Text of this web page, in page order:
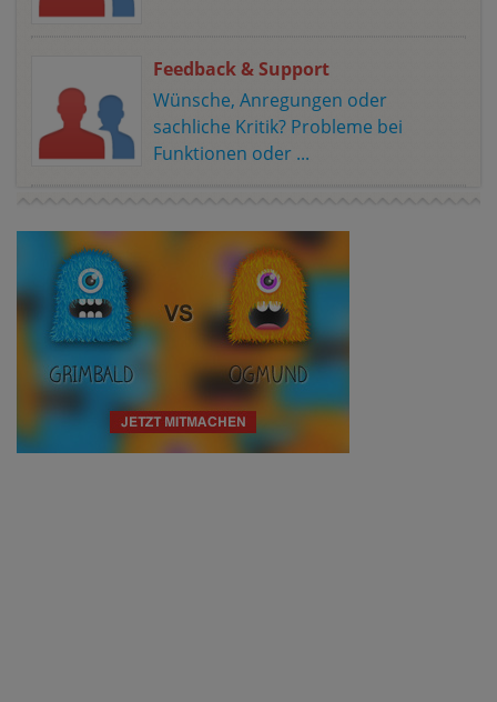
Feedback & Support
Wünsche, Anregungen oder
sachliche Kritik? Probleme bei
Funktionen oder ...